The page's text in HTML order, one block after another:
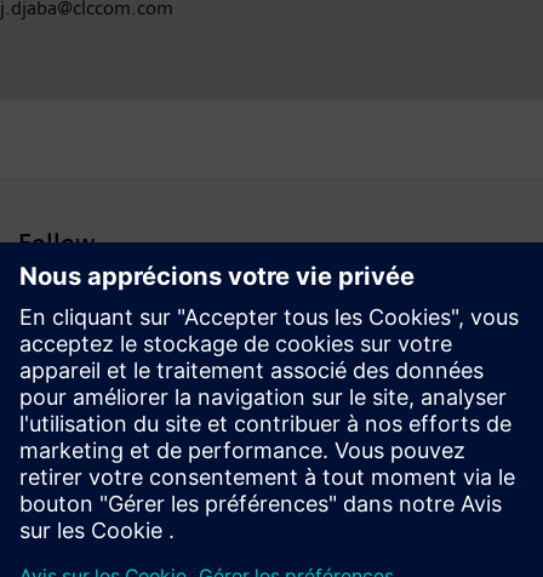
j.djaba@clccom.com
Follow
Espace médias | Entreprise | Siemens
© Siemens 1996 – 2026
Information corporate
Vie privée